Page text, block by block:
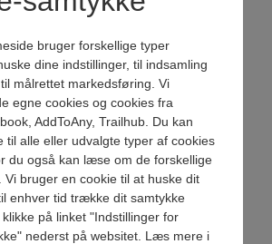
milepæle eller
gives ofte som
vedholdende
loyalitet,
eller
i foreninger,
eller
Det er en medalje,
modtagerens
helt særligt og værd
ER NU LAGT I KURV
Gå til betaling
bruger forskellige typer
dine indstillinger, til indsamling
målrettet markedsføring. Vi
egne cookies og cookies fra
AddToAny, Trailhub. Du kan
til alle eller udvalgte typer af cookies
du også kan læse om de forskellige
Vi bruger en cookie til at huske dit
enhver tid trække dit samtykke
på linket "Indstillinger for
nederst på websitet. Læs mere i